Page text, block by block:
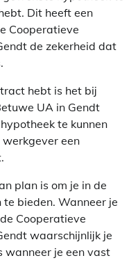
Dit heeft een
Cooperatieve
de zekerheid dat
hebt is het bij
UA in Gendt
te kunnen
een
plan is om je in de
bieden. Wanneer je
Cooperatieve
waarschijnlijk je
wanneer je een vast